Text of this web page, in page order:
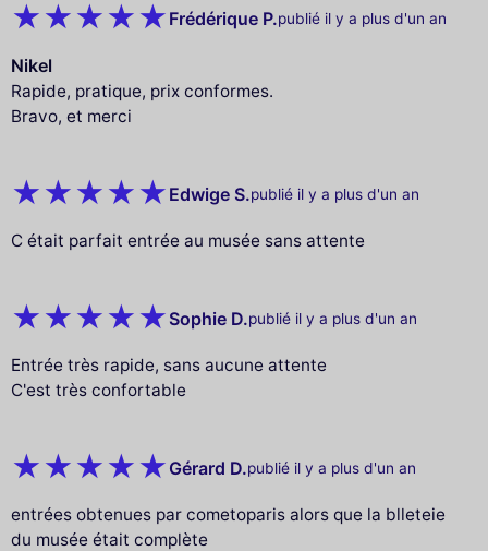
Frédérique P.publié il y a plus d'un an
Nikel
Rapide, pratique, prix conformes.
Bravo, et merci
Edwige S.publié il y a plus d'un an
C était parfait entrée au musée sans attente
Sophie D.publié il y a plus d'un an
Entrée très rapide, sans aucune attente
C'est très confortable
Gérard D.publié il y a plus d'un an
entrées obtenues par cometoparis alors que la blleteie
du musée était complète